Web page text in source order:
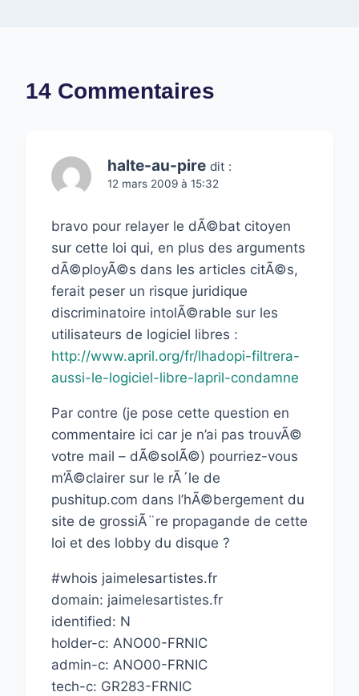
14 Commentaires
halte-au-pire dit :
12 mars 2009 à 15:32
bravo pour relayer le dÃ©bat citoyen
sur cette loi qui, en plus des arguments
dÃ©ployÃ©s dans les articles citÃ©s,
ferait peser un risque juridique
discriminatoire intolÃ©rable sur les
utilisateurs de logiciel libres :
http://www.april.org/fr/lhadopi-filtrera-
aussi-le-logiciel-libre-lapril-condamne
Par contre (je pose cette question en
commentaire ici car je n’ai pas trouvÃ©
votre mail – dÃ©solÃ©) pourriez-vous
m’Ã©clairer sur le rÃ´le de
pushitup.com dans l’hÃ©bergement du
site de grossiÃ¨re propagande de cette
loi et des lobby du disque ?
#whois jaimelesartistes.fr
domain: jaimelesartistes.fr
identified: N
holder-c: ANO00-FRNIC
admin-c: ANO00-FRNIC
tech-c: GR283-FRNIC